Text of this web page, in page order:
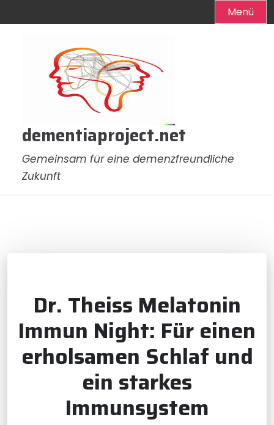
Menü
dementiaproject.net
Gemeinsam für eine demenzfreundliche
Zukunft
Dr. Theiss Melatonin
Immun Night: Für einen
erholsamen Schlaf und
ein starkes
Immunsystem